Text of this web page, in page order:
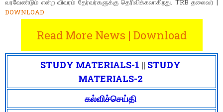
வரவேண்டும் என்ற விவரம் தேர்வர்களுக்கு தெரிவிக்கலாகிறது. TRB தலைவர் |
DOWNLOAD
Read More News | Download
STUDY MATERIALS-1 || STUDY
MATERIALS-2
கல்விச்செய்தி